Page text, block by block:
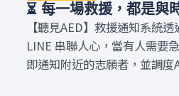
⏳ 每一場救援，都是與
【聽見AED】救援通知系統
LINE 串聯人心，當有人需要
即通知附近的志願者，並調度